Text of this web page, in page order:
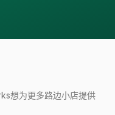
想为更多路边小店提供